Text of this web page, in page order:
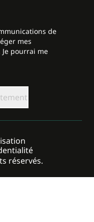
de
mes
pourrai me
réservés.